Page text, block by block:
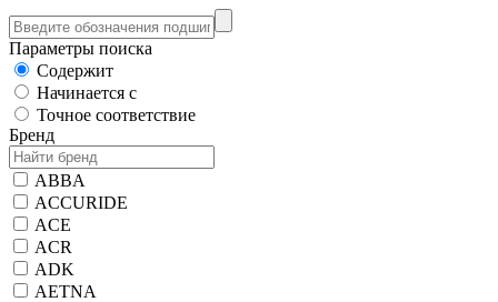
Параметры поиска
Содержит
Начинается с
Точное соответствие
Бренд
ABBA
ACCURIDE
ACE
ACR
ADK
AETNA